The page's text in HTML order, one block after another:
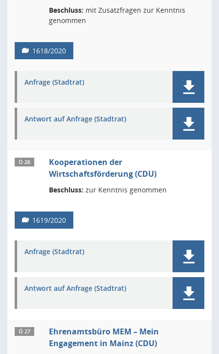
Beschluss: mit Zusatzfragen zur Kenntnis
genommen
1618/2020
Anfrage (Stadtrat)
Antwort auf Anfrage (Stadtrat)
Ö 26
Kooperationen der
Wirtschaftsförderung (CDU)
Beschluss: zur Kenntnis genommen
1619/2020
Anfrage (Stadtrat)
Antwort auf Anfrage (Stadtrat)
Ö 27
Ehrenamtsbüro MEM – Mein
Engagement in Mainz (CDU)